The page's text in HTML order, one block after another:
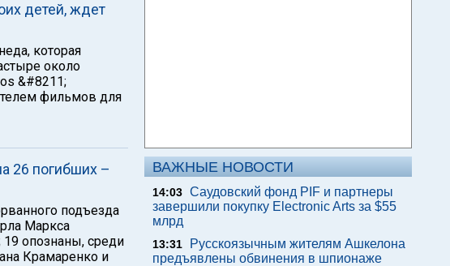
детей, ждет
которая
около
&#8211;
фильмов для
26 погибших –
подъезда
Маркса
19 опознаны, среди
Крамаренко и
ВАЖНЫЕ НОВОСТИ
14:03 Саудовский фонд PIF и партнеры
завершили покупку Electronic Arts за $55
млрд
13:31
Русскоязычным жителям Ашкелона
предъявлены обвинения в шпионаже